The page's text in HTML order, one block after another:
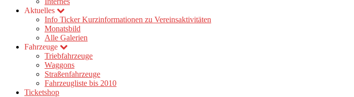
Aktuelles
Info TickerKurzinformationen zu Vereinsaktivitäten
Monatsbild
Alle Galerien
Fahrzeuge
Triebfahrzeuge
Waggons
Straßenfahrzeuge
Fahrzeugliste bis 2010
Ticketshop